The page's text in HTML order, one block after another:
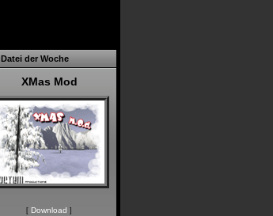
Datei der Woche
XMas Mod
[ Download ]